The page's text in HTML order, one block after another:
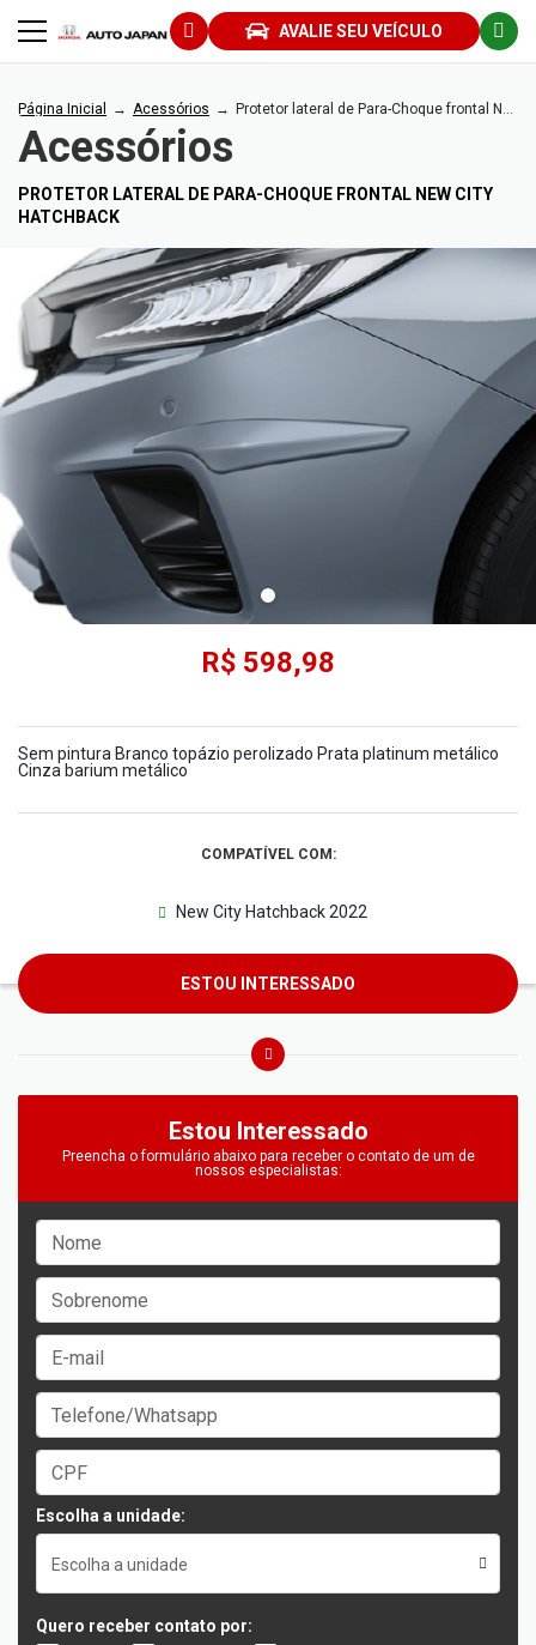
AVALIE SEU VEÍCULO
Página Inicial Acessórios Protetor lateral de Para-Choque frontal New City HATCHBACK
Acessórios
PROTETOR LATERAL DE PARA-CHOQUE FRONTAL NEW CITY
HATCHBACK
R$ 598,98
Sem pintura Branco topázio perolizado Prata platinum metálico
Cinza barium metálico
COMPATÍVEL COM:
New City Hatchback 2022
ESTOU INTERESSADO
Estou Interessado
Preencha o formulário abaixo para receber o contato de um de
nossos especialistas:
Escolha a unidade:
Escolha a unidade
Quero receber contato por: